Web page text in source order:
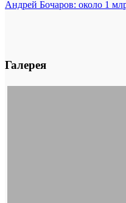
Андрей Бочаров: около 1
Галерея